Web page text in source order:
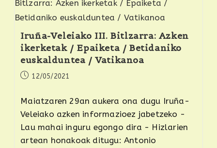
Iruña-Veleiako III. Bitlzarra: Azken
ikerketak / Epaiketa / Betidaniko
euskalduntea / Vatikanoa
12/05/2021
Maiatzaren 29an aukera ona dugu Iruña-
Veleiako azken informazioez jabetzeko -
Lau mahai inguru egongo dira - Hizlarien
artean honakoak ditugu: Antonio